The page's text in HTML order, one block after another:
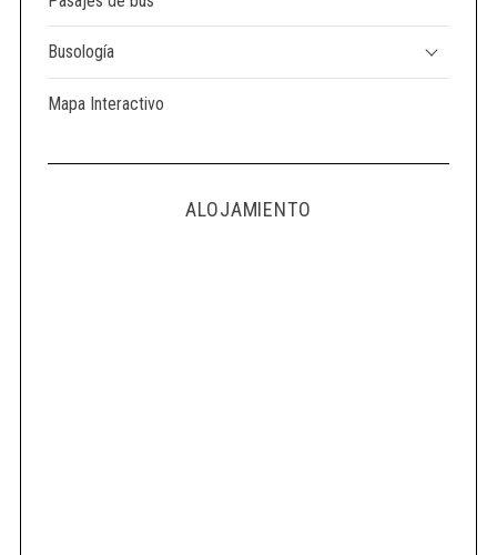
Busología
Mapa Interactivo
ALOJAMIENTO